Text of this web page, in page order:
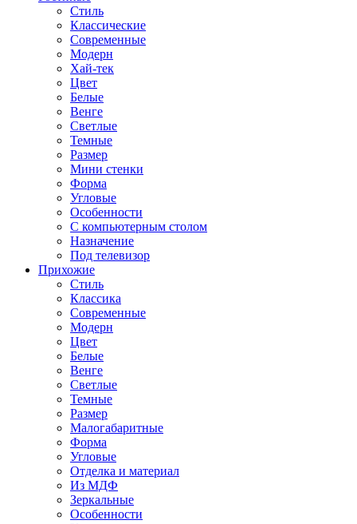
Стиль
Классические
Современные
Модерн
Хай-тек
Цвет
Белые
Венге
Светлые
Темные
Размер
Мини стенки
Форма
Угловые
Особенности
С компьютерным столом
Назначение
Под телевизор
Прихожие
Стиль
Классика
Современные
Модерн
Цвет
Белые
Венге
Светлые
Темные
Размер
Малогабаритные
Форма
Угловые
Отделка и материал
Из МДФ
Зеркальные
Особенности